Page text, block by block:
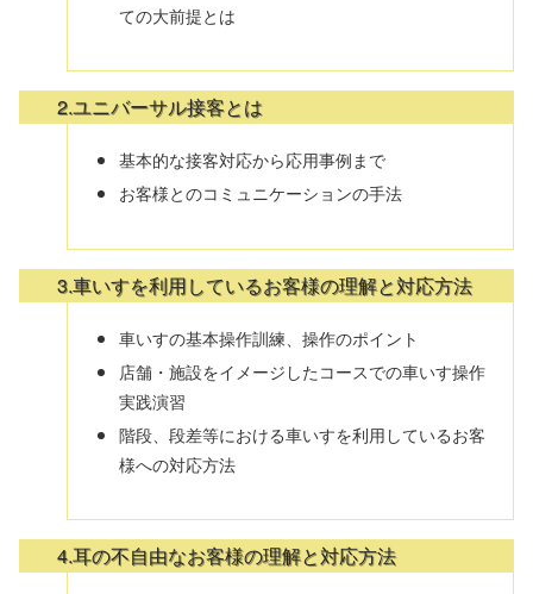
ての大前提とは
2.ユニバーサル接客とは
基本的な接客対応から応用事例まで
お客様とのコミュニケーションの手法
3.車いすを利用しているお客様の理解と対応方法
車いすの基本操作訓練、操作のポイント
店舗・施設をイメージしたコースでの車いす操作
実践演習
階段、段差等における車いすを利用しているお客
様への対応方法
4.耳の不自由なお客様の理解と対応方法